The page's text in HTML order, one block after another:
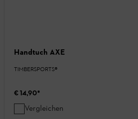
Handtuch AXE
TIMBERSPORTS®
€ 14,90*
Vergleichen